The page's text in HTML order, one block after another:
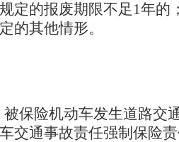
定的报废期限不足1年的；
的其他情形。
被保险机动车发生道路交
交通事故责任强制保险责